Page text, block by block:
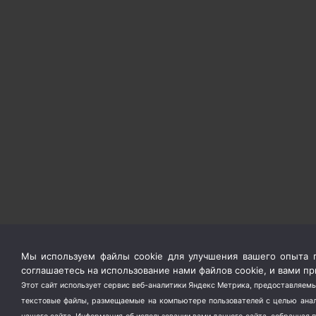
Мы используем файлы cookie для улучшения вашего опыта
соглашаетесь на использование нами файлов cookie, и вами
Этот сайт использует сервис веб-аналитики Яндекс Метрика,
текстовые файлы, размещаемые на компьютере пользователей с целью